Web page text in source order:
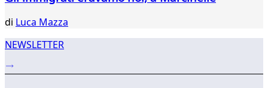
di Luca Mazza
NEWSLETTER